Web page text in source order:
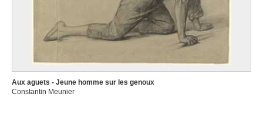
Aux aguets - Jeune homme sur les genoux
Constantin Meunier